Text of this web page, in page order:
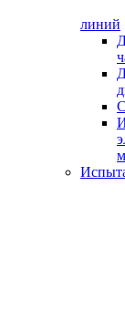
линий